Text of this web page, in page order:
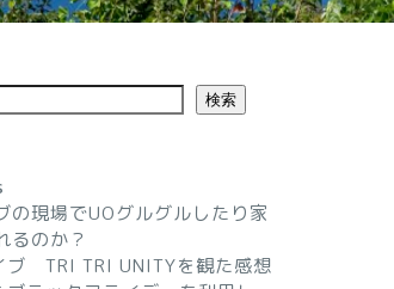
検索
の現場でUOグルグルしたり家
るのか？
ブ TRI TRI UNITYを観た感想